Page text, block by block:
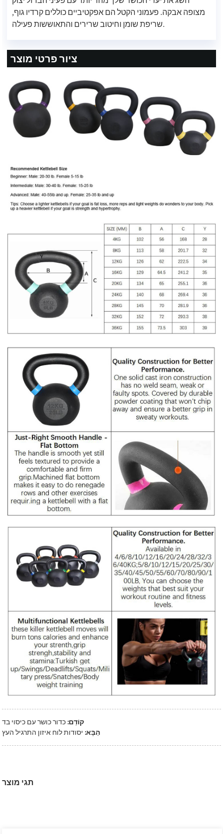
מצופה אבקה. פעמוני הקטל הם אפקטיביים כוללים קרדיו גוף,
שריפת שומן וחיטוב שרירים והתאוששות פעילה.
ציור פרטי מוצר
קוֹדֵם: כדור כושר עם כיסוי בד
הַבָּא: יסודות לוח איזון התרגיל העץ
תגי מוצר